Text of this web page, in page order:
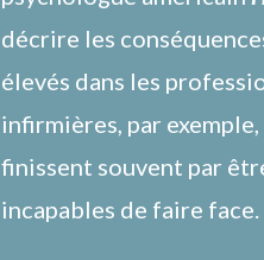
décrire les
élevés dans les
infirmières, par
finissent souvent par
incapables de faire face.